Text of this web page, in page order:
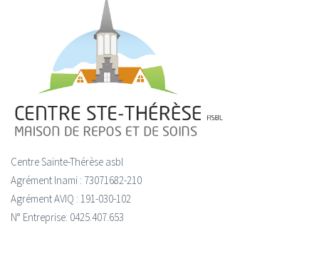
Centre Sainte-Thérèse asbl
Agrément Inami : 73071682-210
Agrément AVIQ : 191-030-102
N° Entreprise: 0425.407.653